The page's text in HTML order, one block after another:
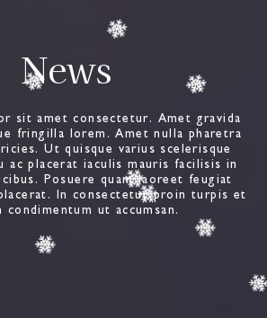
News
sit amet consectetur. Amet gravida
fringilla lorem. Amet nulla pharetra
Ut quisque varius scelerisque
ac placerat iaculis mauris facilisis in
Posuere quam laoreet feugiat
In consectetur proin turpis et
condimentum ut accumsan.